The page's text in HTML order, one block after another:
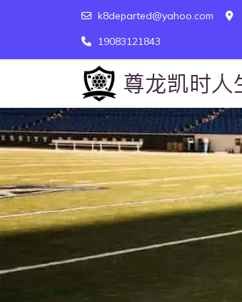
k8departed@yahoo.com
19083121843